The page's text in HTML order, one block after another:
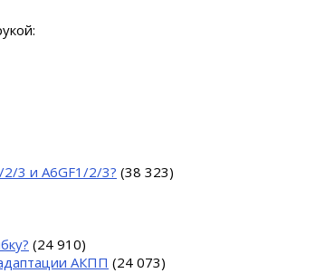
3 и A6GF1/2/3? (38 323)
(24 910)
АКПП (24 073)